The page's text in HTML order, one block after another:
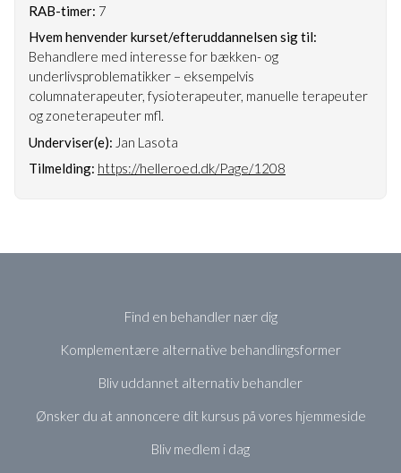
RAB-timer: 7
Hvem henvender kurset/efteruddannelsen sig til:
Behandlere med interesse for bækken- og
underlivsproblematikker – eksempelvis
columnaterapeuter, fysioterapeuter, manuelle terapeuter
og zoneterapeuter mfl.
Underviser(e): Jan Lasota
Tilmelding: https://helleroed.dk/Page/1208
Find en behandler nær dig
Komplementære alternative behandlingsformer
Bliv uddannet alternativ behandler
Ønsker du at annoncere dit kursus på vores hjemmeside
Bliv medlem i dag